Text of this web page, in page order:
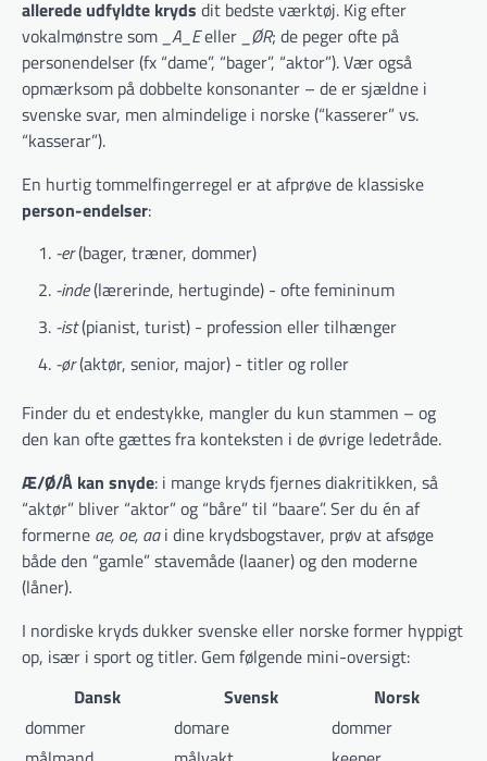
allerede udfyldte kryds dit bedste værktøj. Kig efter
vokalmønstre som _A_Eeller _ØR; de peger ofte på
personendelser (fx “dame”, “bager”, “aktor”). Vær også
opmærksom på dobbelte konsonanter – de er sjældne i
svenske svar, men almindelige i norske (“kasserer” vs.
“kasserar”).
En hurtig tommelfingerregel er at afprøve de klassiske
person-endelser:
-er(bager, træner, dommer)
-inde(lærerinde, hertuginde) ­- ofte femininum
-ist(pianist, turist) ­- profession eller tilhænger
-ør(aktør, senior, major) ­- titler og roller
Finder du et endestykke, mangler du kun stammen – og
den kan ofte gættes fra konteksten i de øvrige ledetråde.
Æ/Ø/Å kan snyde: i mange kryds fjernes diakritikken, så
“aktør” bliver “aktor” og “båre” til “baare”. Ser du én af
formerne ae, oe, aai dine krydsbogstaver, prøv at afsøge
både den “gamle” stavemåde (laaner) og den moderne
(låner).
I nordiske kryds dukker svenske eller norske former hyppigt
op, især i sport og titler. Gem følgende mini-oversigt:
Dansk
Svensk
Norsk
dommer
domare
dommer